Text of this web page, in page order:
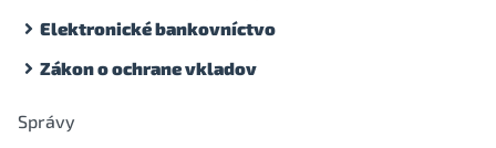
Elektronické bankovníctvo
Zákon o ochrane vkladov
Správy